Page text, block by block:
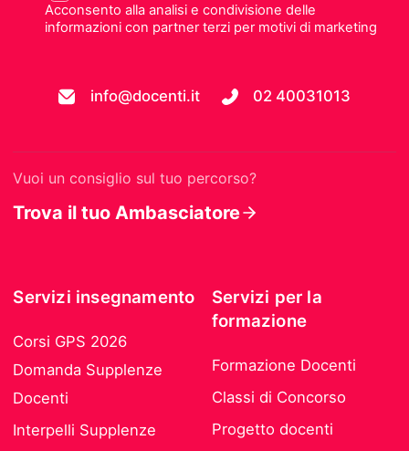
Acconsento alla analisi e condivisione delle
informazioni con partner terzi per motivi di marketing
info@docenti.it 02 40031013
Vuoi un consiglio sul tuo percorso?
Trova il tuo Ambasciatore
Servizi insegnamento
Corsi GPS 2026
Domanda Supplenze
Docenti
Interpelli Supplenze
Servizi per la
formazione
Formazione Docenti
Classi di Concorso
Progetto docenti